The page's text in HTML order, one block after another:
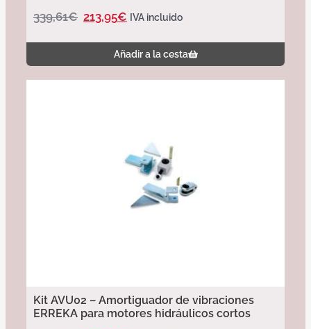
339,61€ 213,95€ IVA incluido
Añadir a la cesta
Kit AVU02 – Amortiguador de vibraciones
ERREKA para motores hidráulicos cortos